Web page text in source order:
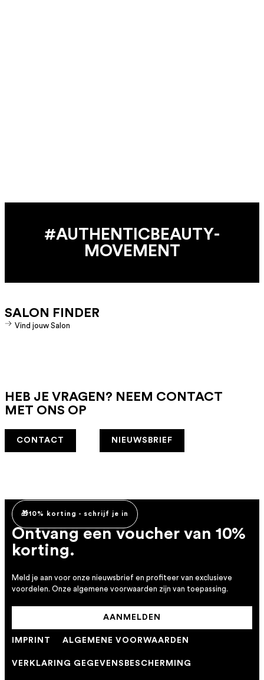
#AUTHENTIC­BEAUTY­
MOVEMENT
SALON FINDER
Vind jouw Salon
HEB JE VRAGEN? NEEM CONTACT
MET ONS OP
CONTACT NIEUWSBRIEF
🎁10% korting - schrijf je in
Ontvang een voucher van 10%
korting.
Meld je aan voor onze nieuwsbrief en profiteer van exclusieve
voordelen. Onze algemene voorwaarden zijn van toepassing.
AANMELDEN
IMPRINT ALGEMENE VOORWAARDEN
VERKLARING GEGEVENSBESCHERMING